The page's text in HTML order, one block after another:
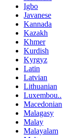
Igbo
Javanese
Kannada
Kazakh
Khmer
Kurdish
Kyrgyz
Latin
Latvian
Lithuanian
Luxembou..
Macedonian
Malagasy
Malay
Malayalam